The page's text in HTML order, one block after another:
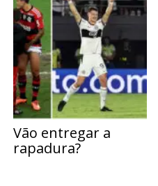
Vão entregar a
rapadura?